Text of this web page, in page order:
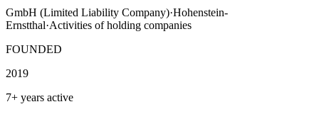
GmbH (Limited Liability Company)·Hohenstein-
Ernstthal·Activities of holding companies
FOUNDED
2019
7+ years active